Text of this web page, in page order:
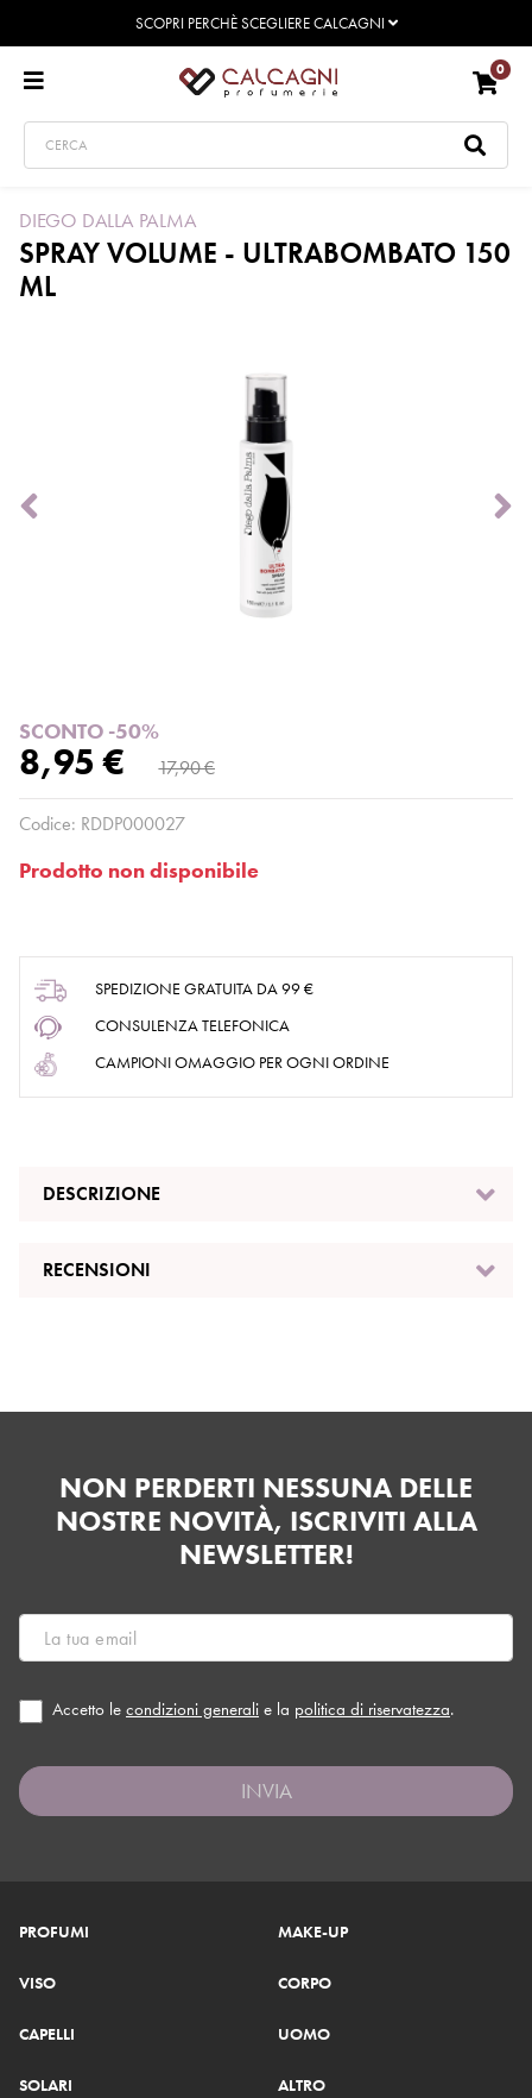
SCOPRI PERCHÈ SCEGLIERE CALCAGNI
0
DIEGO DALLA PALMA
SPRAY VOLUME - ULTRABOMBATO 150
ML
SCONTO -50%
8,95 € 17,90 €
Codice: RDDP000027
Prodotto non disponibile
SPEDIZIONE GRATUITA DA 99 €
CONSULENZA TELEFONICA
CAMPIONI OMAGGIO PER OGNI ORDINE
DESCRIZIONE
RECENSIONI
NON PERDERTI NESSUNA DELLE
NOSTRE NOVITÀ, ISCRIVITI ALLA
NEWSLETTER!
Accetto le condizioni generali e la politica di riservatezza.
INVIA
PROFUMI MAKE-UP
VISO CORPO
CAPELLI UOMO
SOLARI ALTRO